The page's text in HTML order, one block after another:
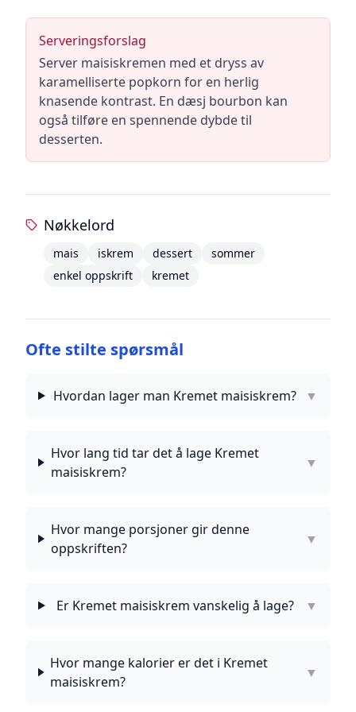
Serveringsforslag
Server maisiskremen med et dryss av
karamelliserte popkorn for en herlig
knasende kontrast. En dæsj bourbon kan
også tilføre en spennende dybde til
desserten.
Nøkkelord
mais iskrem dessert
sommer
enkel oppskrift
kremet
Ofte stilte spørsmål
Hvordan lager man Kremet maisiskrem? ▼
Hvor lang tid tar det å lage Kremet
maisiskrem?
▼
Hvor mange porsjoner gir denne
oppskriften?
▼
Er Kremet maisiskrem vanskelig å lage? ▼
Hvor mange kalorier er det i Kremet
maisiskrem?
▼